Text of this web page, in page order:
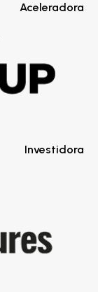
Aceleradora
Investidora